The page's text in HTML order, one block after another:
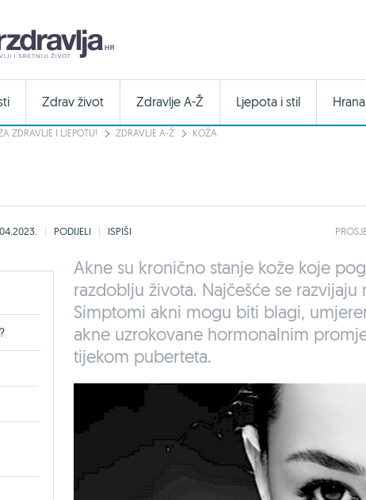
Zdrav život Zdravlje A-Ž Ljepota i stil
ZDRAVLJE I LJEPOTU! ZDRAVLJE A-Ž KOŽA
PODIJELI ISPIŠI
Akne su kronično stanje kože koje
razdoblju života. Najčešće se razvijaju
Simptomi akni mogu biti blagi,
akne uzrokovane hormonalnim
tijekom puberteta.